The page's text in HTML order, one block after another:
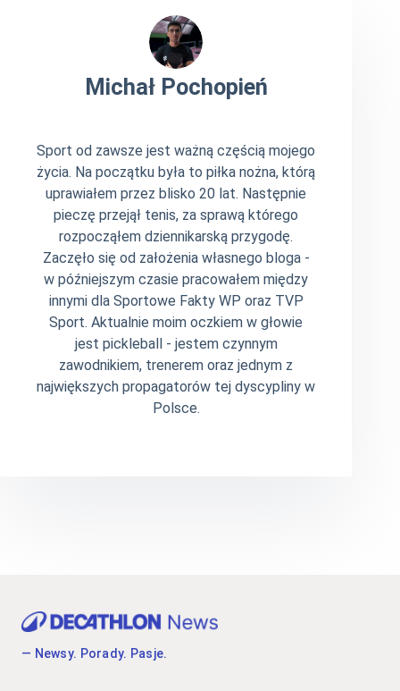
Michał Pochopień
Sport od zawsze jest ważną częścią mojego
życia. Na początku była to piłka nożna, którą
uprawiałem przez blisko 20 lat. Następnie
pieczę przejął tenis, za sprawą którego
rozpocząłem dziennikarską przygodę.
Zaczęło się od założenia własnego bloga -
w późniejszym czasie pracowałem między
innymi dla Sportowe Fakty WP oraz TVP
Sport. Aktualnie moim oczkiem w głowie
jest pickleball - jestem czynnym
zawodnikiem, trenerem oraz jednym z
największych propagatorów tej dyscypliny w
Polsce.
— Newsy. Porady. Pasje.